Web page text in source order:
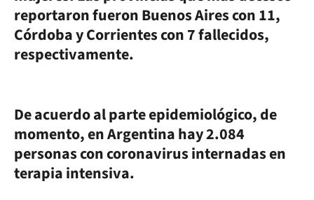
reportaron fueron Buenos Aires con 11,
Córdoba y Corrientes con 7 fallecidos,
respectivamente.
De acuerdo al parte epidemiológico, de
momento, en Argentina hay 2.084
personas con coronavirus internadas en
terapia intensiva.